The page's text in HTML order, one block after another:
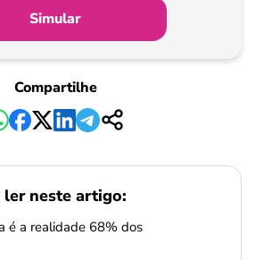
Simular
Compartilhe
ler neste artigo:
é a realidade 68% dos